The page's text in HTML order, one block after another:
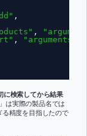
,
,
, "arguments"
に検索してから結果
は実際の製品名では
精度を目指したので